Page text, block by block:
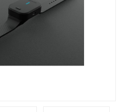
人机交互实验室